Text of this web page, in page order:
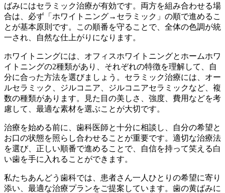
ばみにはセラミック治療が有効です。両方を組み合わせる場
合は、必ず「ホワイトニング→セラミック」の順で進めるこ
とが基本原則です。この順番を守ることで、全体の色調が統
一され、自然な仕上がりになります。
ホワイトニングには、オフィスホワイトニングとホームホワ
イトニングの2種類があり、それぞれの特徴を理解して、自
分に合った方法を選びましょう。セラミック治療には、オー
ルセラミック、ジルコニア、ジルコニアセラミックなど、複
数の種類があります。見た目の美しさ、強度、費用などを考
慮して、最適な素材を選ぶことが大切です。
治療を始める前に、歯科医師と十分に相談し、自分の希望と
お口の状態を照らし合わせることが重要です。適切な治療法
を選び、正しい順番で進めることで、自信を持って笑える白
い歯を手に入れることができます。
私たちあんどう歯科では、患者さん一人ひとりの希望に寄り
添い、最適な治療プランをご提案しています。歯の黄ばみに